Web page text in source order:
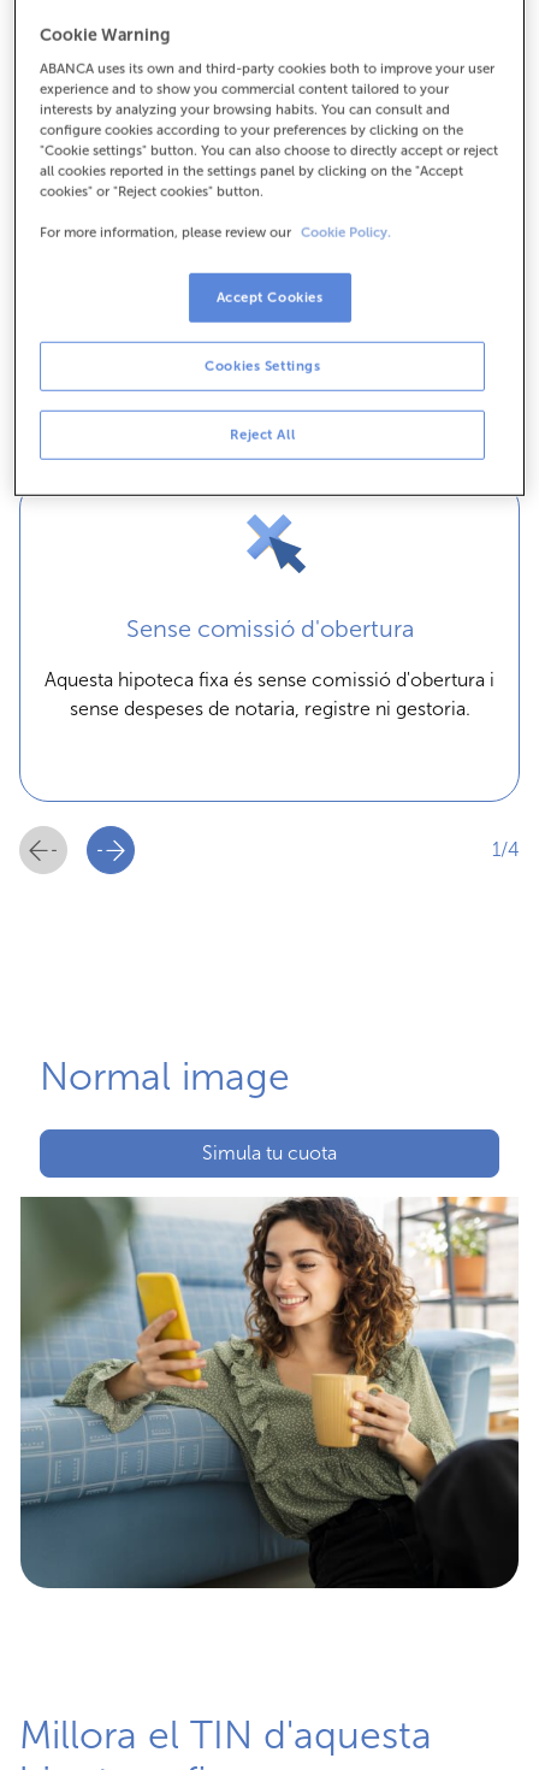
Resto de periodos
Euribor a un año*
TAEVariable 5,80%
A 25 años
Avantatges principals de
la Hipoteca Fixa Mari
Carmen d'ABANCA
Sense comissió d'obertura
Aquesta hipoteca fixa és sense comissió d'obertura i
sense despeses de notaria, registre ni gestoria.
1/4
Normal image
Simula tu cuota
Millora el TIN d'aquesta
Cookie Warning
ABANCA uses its own and third-party cookies both to improve your user
experience and to show you commercial content tailored to your
interests by analyzing your browsing habits. You can consult and
configure cookies according to your preferences by clicking on the
"Cookie settings" button. You can also choose to directly accept or reject
all cookies reported in the settings panel by clicking on the "Accept
cookies" or "Reject cookies" button.
For more information, please review our Cookie Policy.
Reject All
Cookies Settings
Accept Cookies